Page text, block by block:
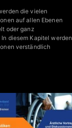
die vielen
auf allen Ebenen
oder ganz
diesem Kapitel werden
verständlich